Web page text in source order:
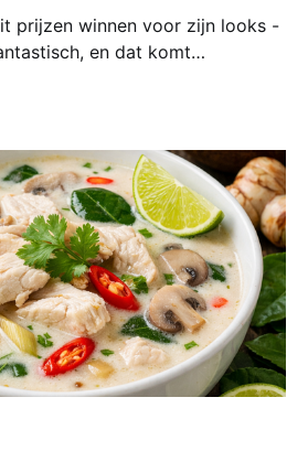
prijzen winnen voor zijn looks -
en dat komt
en niet veranderd in een